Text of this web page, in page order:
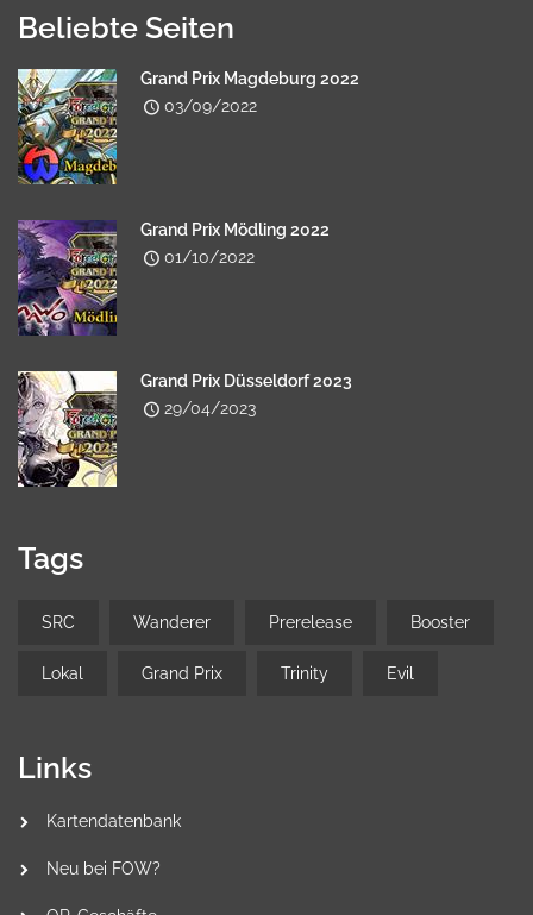
Beliebte Seiten
Grand Prix Magdeburg 2022
03/09/2022
Grand Prix Mödling 2022
01/10/2022
Grand Prix Düsseldorf 2023
29/04/2023
Tags
SRC Wanderer Prerelease Booster
Lokal Grand Prix Trinity Evil
Links
Kartendatenbank
Neu bei FOW?